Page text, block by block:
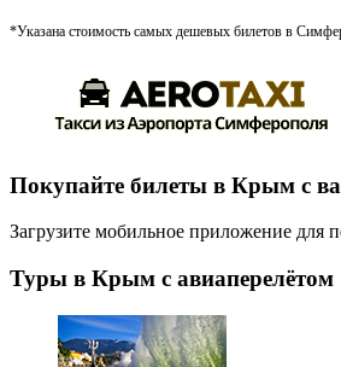
*Указана стоимость самых дешевых билетов в
Покупайте билеты в Крым с
Загрузите мобильное приложение для
Туры в Крым с авиаперелётом